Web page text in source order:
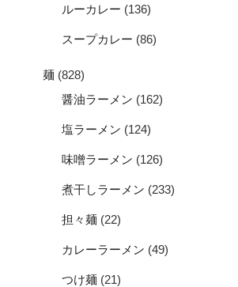
ルーカレー (136)
スープカレー (86)
麺 (828)
醤油ラーメン (162)
塩ラーメン (124)
味噌ラーメン (126)
煮干しラーメン (233)
担々麺 (22)
カレーラーメン (49)
つけ麺 (21)